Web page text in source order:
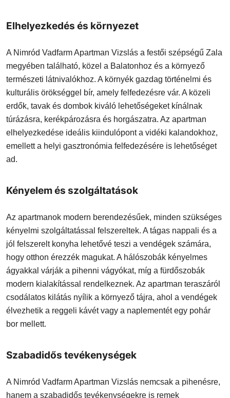
Elhelyezkedés és környezet
A Nimród Vadfarm Apartman Vizslás a festői szépségű Zala
megyében található, közel a Balatonhoz és a környező
természeti látnivalókhoz. A környék gazdag történelmi és
kulturális örökséggel bír, amely felfedezésre vár. A közeli
erdők, tavak és dombok kiváló lehetőségeket kínálnak
túrázásra, kerékpározásra és horgászatra. Az apartman
elhelyezkedése ideális kiindulópont a vidéki kalandokhoz,
emellett a helyi gasztronómia felfedezésére is lehetőséget
ad.
Kényelem és szolgáltatások
Az apartmanok modern berendezésűek, minden szükséges
kényelmi szolgáltatással felszereltek. A tágas nappali és a
jól felszerelt konyha lehetővé teszi a vendégek számára,
hogy otthon érezzék magukat. A hálószobák kényelmes
ágyakkal várják a pihenni vágyókat, míg a fürdőszobák
modern kialakítással rendelkeznek. Az apartman teraszáról
csodálatos kilátás nyílik a környező tájra, ahol a vendégek
élvezhetik a reggeli kávét vagy a naplementét egy pohár
bor mellett.
Szabadidős tevékenységek
A Nimród Vadfarm Apartman Vizslás nemcsak a pihenésre,
hanem a szabadidős tevékenységekre is remek